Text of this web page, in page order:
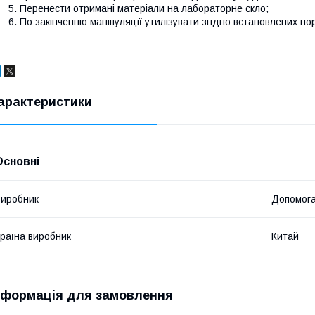
Перенести отримані матеріали на лабораторне скло;
По закінченню маніпуляції утилізувати згідно встановлених
виробник Китай
для замовлення